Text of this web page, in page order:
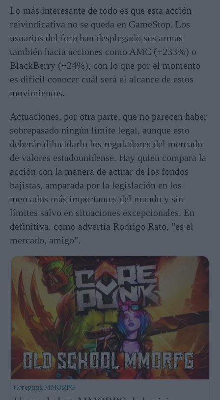
Lo más interesante de todo es que esta acción
reivindicativa no se queda en GameStop. Los
usuarios del foro han desplegado sus armas
también hacia acciones como AMC (+233%) o
BlackBerry (+24%), con lo que por el momento
es difícil conocer cuál será el alcance de estos
movimientos.
Actuaciones, por otra parte, que no parecen haber
sobrepasado ningún límite legal, aunque esto
deberán dilucidarlo los reguladores del mercado
de valores estadounidense. Hay quien compara la
acción con la manera de actuar de los fondos
bajistas, amparada por la legislación en los
mercados más importantes del mundo y sin
límites salvo en situaciones excepcionales. En
definitiva, como advertía Rodrigo Rato, "es el
mercado, amigo".
Corepunk MMORPG